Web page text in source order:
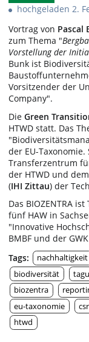
hochgeladen 2.
Vortrag von Pascal
zum Thema "
Vorstellung der
Bunk ist
Vorsitzender der
Company".
Die Green
HTWD statt. Das
der EU-
Transferzentrum
der HTWD und
(IHI Zittau) der
Das BIOZENTRA
fünf HAW in
"Innovative
BMBF und der
Tags:
nachhaltigkeit
biodiversität
biozentra
eu-taxonomie
htwd